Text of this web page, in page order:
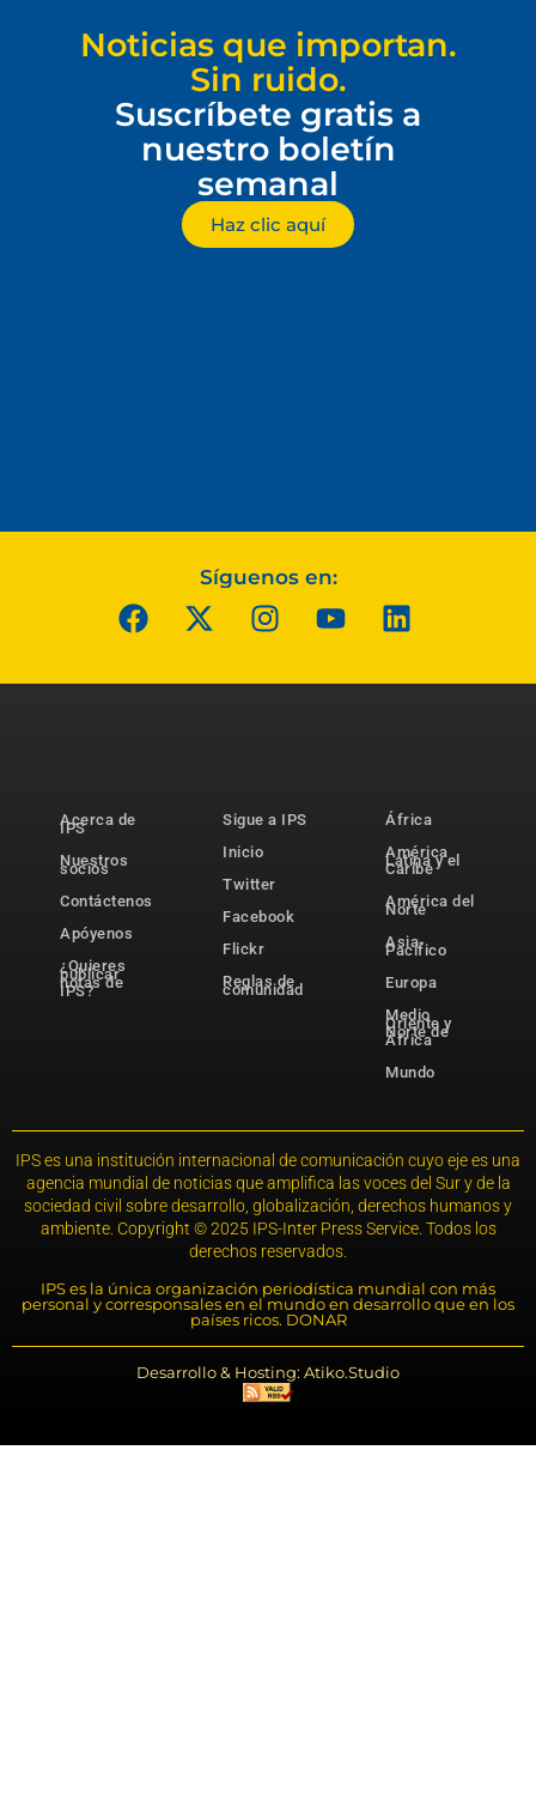
Noticias que importan.
Sin ruido.
Suscríbete gratis a
nuestro boletín
semanal
Haz clic aquí
Síguenos en:
Acerca de
IPS
Nuestros
socios
Contáctenos
Apóyenos
¿Quieres
publicar
notas de
IPS?
Sigue a IPS
Inicio
Twitter
Facebook
Flickr
Reglas de
comunidad
África
América
Latina y el
Caribe
América del
Norte
Asia-
Pacífico
Europa
Medio
Oriente y
Norte de
África
Mundo
IPS es una institución internacional de comunicación cuyo eje es una
agencia mundial de noticias que amplifica las voces del Sur y de la
sociedad civil sobre desarrollo, globalización, derechos humanos y
ambiente. Copyright © 2025 IPS-Inter Press Service. Todos los
derechos reservados.
IPS es la única organización periodística mundial con más
personal y corresponsales en el mundo en desarrollo que en los
países ricos. DONAR
Desarrollo & Hosting: Atiko.Studio